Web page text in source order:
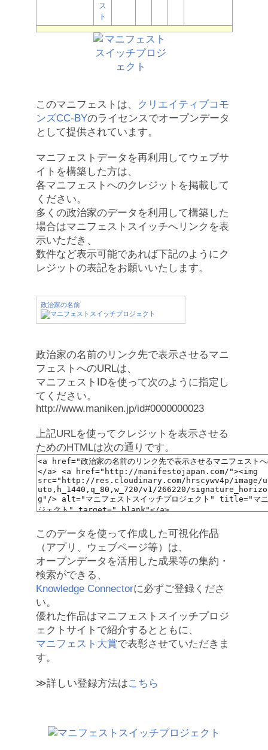
ス
ト
このマニフェストは、
クリエイティブコモ
ンズCC-BYのライセンスでオープンデータ
として提供されています。
マニフェストデータを再利用してウェブサ
イトを構築した方は、
各マニフェストへのクレジットを掲載して
ください。
多くの政治家のデータを利用して構築した
場合はマニフェストスイッチへリンクを表
示いただき、
数件など表示可能であれば下記のようにク
レジットの表記をお願いいたします。
政治家の名前
政治家の名前のリンク先で表示させるマニ
フェストへのURLは、
マニフェストIDを使って次のように指定し
てください。
http://www.maniken.jp/id#0000000023
上記URLを使ってクレジットを表示させる
ためのHTMLは次の通りです。
このデータを使って作成した可視化作品
（アプリ、ウェブページ等）は、
オープンデータを活用した成果等の集約・
検索ができる、
Knowledge Connectorに必ずご登録くださ
い。
優れた作品はマニフェストスイッチプロジ
ェクトサイトで紹介するとともに、
マニフェスト大賞で表彰させていただきま
す。
≫詳しい登録方法はこちら